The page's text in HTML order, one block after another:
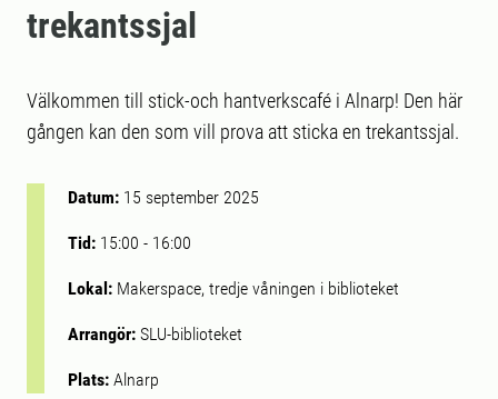
trekantssjal
Välkommen till stick-och hantverkscafé i Alnarp! Den här
gången kan den som vill prova att sticka en trekantssjal.
Datum: 15 september 2025
Tid: 15:00 - 16:00
Lokal: Makerspace, tredje våningen i biblioteket
Arrangör: SLU-biblioteket
Plats: Alnarp